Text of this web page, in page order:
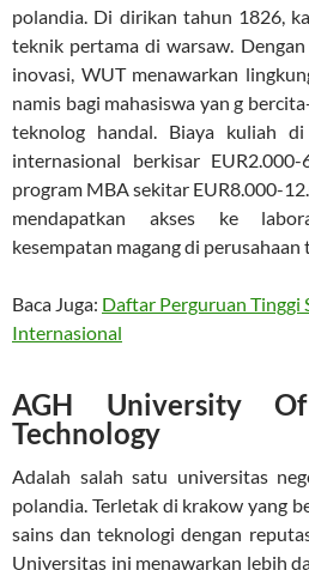
polandia. Di dirikan tahun 1826,
teknik pertama di warsaw.
inovasi, WUT menawarkan
namis bagi mahasiswa yan g
teknolog handal. Biaya kuliah
internasional berkisar
program MBA sekitar EUR8.000-
mendapatkan akses ke
kesempatan magang di
Baca Juga: Daftar Perguruan Tinggi
Internasional
AGH University
Technology
Adalah salah satu universitas
polandia. Terletak di krakow yang
sains dan teknologi dengan
Universitas ini menawarkan lebih